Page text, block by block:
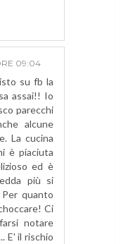
09:04
su fb la
assai!! Io
parecchi
alcune
La cucina
è piaciuta
ed è
più si
quanto
Ci
notare
E' il rischio